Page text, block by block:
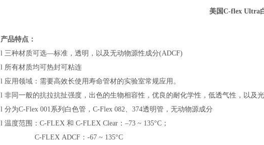
美国C-flex Ultra
产品特点：
l 三种材质可选—标准，透明，以及无动物源性成分(ADCF)
l 所有材质均可热封可粘连
l 应用领域：需要高效长使用寿命管材的实验室常规应用。
l 非同一般的抗拉抗扯强度，出色的生物相容性，优良的耐化学性，低透气性，以及
l 分为C-Flex 001系列白色管，C-Flex 082、374透明管，无动物源成分
l 温度范围：C-FLEX 和 C-FLEX Clear：–73 ~ 135°C；
C-FLEX ADCF：-67 ~ 135°C